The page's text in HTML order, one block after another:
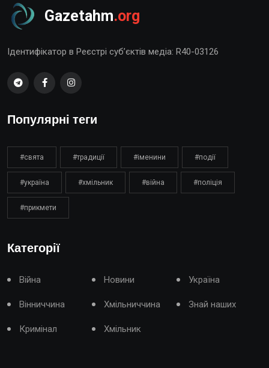
Gazetahm.org
Ідентифікатор в Реєстрі суб’єктів медіа: R40-03126
Популярні теги
#свята #традиції #іменини #події
#україна #хмільник #війна #поліція
#прикмети
Категорії
Війна Новини Україна
Вінниччина Хмільниччина Знай наших
Кримінал Хмільник